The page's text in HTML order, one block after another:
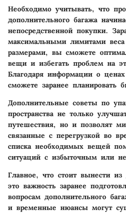
Необходимо учитывать, что
дополнительного багажа
непосредственной покупки.
максимальными лимитами
размерами, вы сможете
вещи и избегать проблем на
Благодаря информации о
сможете заранее планировать
Дополнительные советы по
пространства не только
путешествия, но и позволят
связанные с перегрузкой во
списка необходимых вещей
ситуаций с избыточным или
Главное, что стоит вынести
это важность заранее
вопросам дополнительного
и временные нюансы могут